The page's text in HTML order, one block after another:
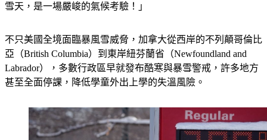
雪天，是一場嚴峻的氣候考驗！」
不只美國全境面臨暴風雪威脅，加拿大從西岸的不列顛哥倫比
亞（British Columbia）到東岸紐芬蘭省（Newfoundland and
Labrador），多數行政區早就發布酷寒與暴雪警戒，許多地方
甚至全面停課，降低學童外出上學的失溫風險。